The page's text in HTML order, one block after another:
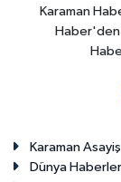
Karaman
Haber'den
Karaman
Dünya